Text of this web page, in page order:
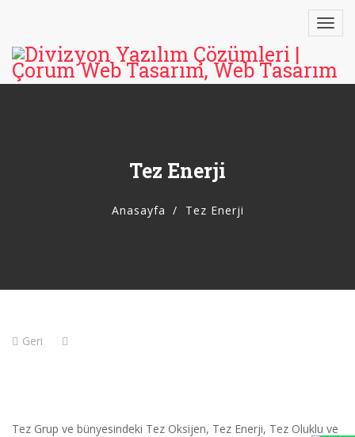
Tez Enerji
Anasayfa Tez Enerji
Geri
Tez Grup ve bünyesindeki Tez Oksijen, Tez Enerji, Tez Oluklu ve